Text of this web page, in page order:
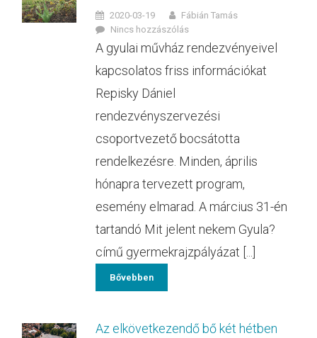
2020-03-19
Fábián Tamás
Nincs hozzászólás
A gyulai művház rendezvényeivel
kapcsolatos friss információkat
Repisky Dániel
rendezvényszervezési
csoportvezető bocsátotta
rendelkezésre. Minden, április
hónapra tervezett program,
esemény elmarad. A március 31-én
tartandó Mit jelent nekem Gyula?
című gyermekrajzpályázat [...]
Bővebben
Az elkövetkezendő bő két hétben